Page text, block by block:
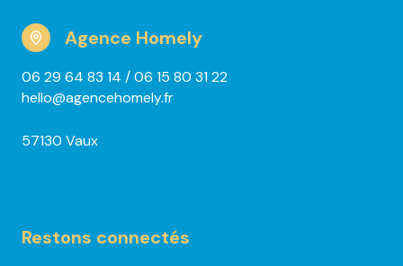
Agence Homely
06 29 64 83 14 / 06 15 80 31 22
hello@agencehomely.fr
57130 Vaux
Restons connectés